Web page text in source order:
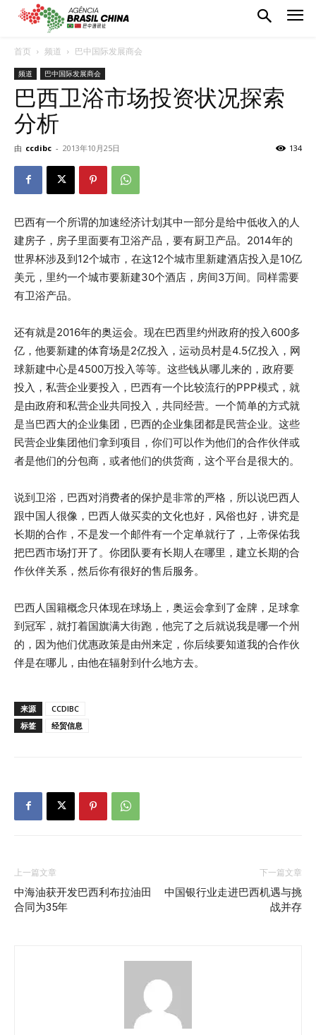
首页 频道 巴中国际发展商会
频道 巴中国际发展商会
巴西卫浴市场投资状况探索
分析
由 ccdibc - 2013年10月25日 134
巴西有一个所谓的加速经济计划其中一部分是给中低收入的人
建房子，房子里面要有卫浴产品，要有厨卫产品。2014年的
世界杯涉及到12个城市，在这12个城市里新建酒店投入是10亿
美元，里约一个城市要新建30个酒店，房间3万间。同样需要
有卫浴产品。
还有就是2016年的奥运会。现在巴西里约州政府的投入600多
亿，他要新建的体育场是2亿投入，运动员村是4.5亿投入，网
球新建中心是4500万投入等等。这些钱从哪儿来的，政府要
投入，私营企业要投入，巴西有一个比较流行的PPP模式，就
是由政府和私营企业共同投入，共同经营。一个简单的方式就
是当巴西大的企业集团，巴西的企业集团都是民营企业。这些
民营企业集团他们拿到项目，你们可以作为他们的合作伙伴或
者是他们的分包商，或者他们的供货商，这个平台是很大的。
说到卫浴，巴西对消费者的保护是非常的严格，所以说巴西人
跟中国人很像，巴西人做买卖的文化也好，风俗也好，讲究是
长期的合作，不是发一个邮件有一个定单就行了，上帝保佑我
把巴西市场打开了。你团队要有长期人在哪里，建立长期的合
作伙伴关系，然后你有很好的售后服务。
巴西人国籍概念只体现在球场上，奥运会拿到了金牌，足球拿
到冠军，就打着国旗满大街跑，他完了之后就说我是哪一个州
的，因为他们优惠政策是由州来定，你后续要知道我的合作伙
伴是在哪儿，由他在辐射到什么地方去。
来源
CCDIBC
标签
经贸信息
上一篇文章
中海油获开发巴西利布拉油田
合同为35年
下一篇文章
中国银行业走进巴西机遇与挑
战并存